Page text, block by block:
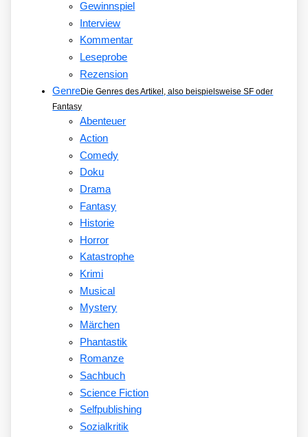
Gewinnspiel
Interview
Kommentar
Leseprobe
Rezension
GenreDie Genres des Artikel, also beispielsweise SF oder
Fantasy
Abenteuer
Action
Comedy
Doku
Drama
Fantasy
Historie
Horror
Katastrophe
Krimi
Musical
Mystery
Märchen
Phantastik
Romanze
Sachbuch
Science Fiction
Selfpublishing
Sozialkritik